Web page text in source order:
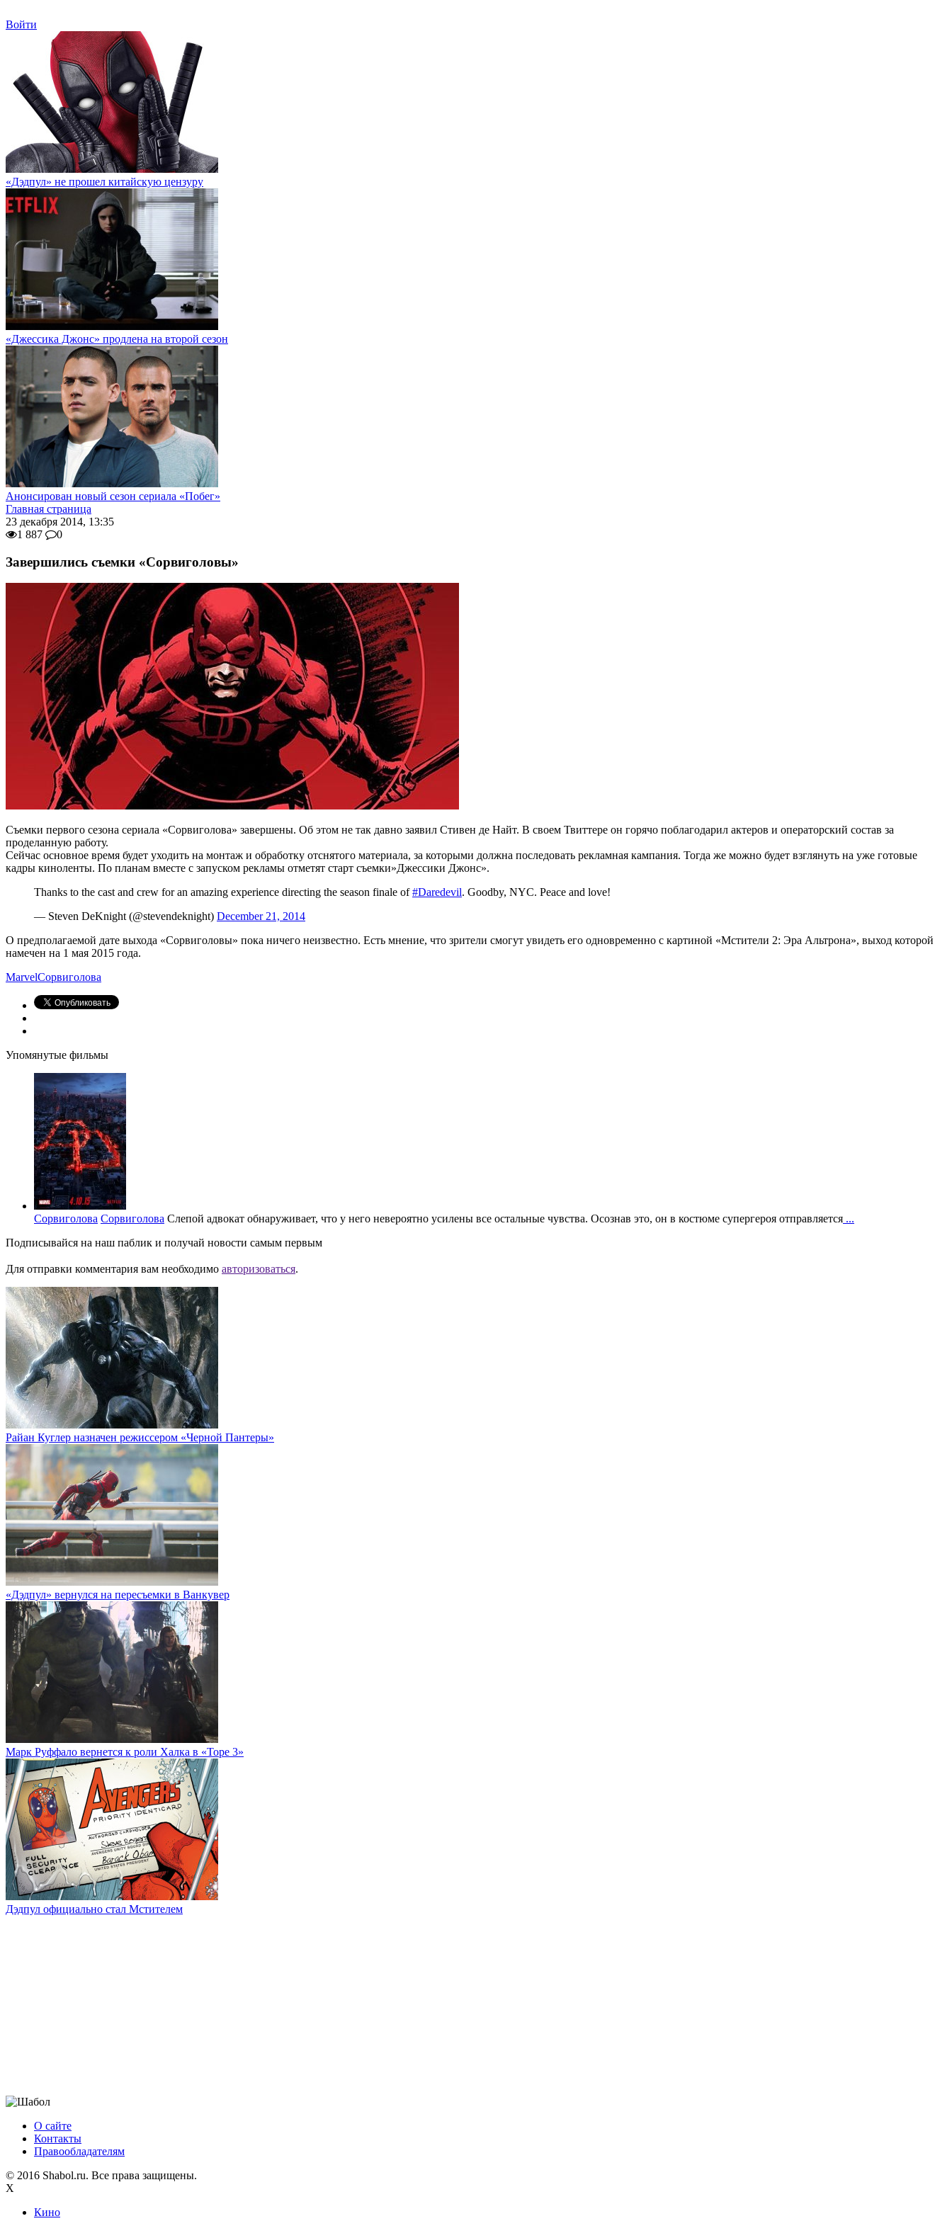
Войти
«Дэдпул» не прошел китайскую цензуру
«Джессика Джонс» продлена на второй сезон
Анонсирован новый сезон сериала «Побег»
Главная страница
23 декабря 2014, 13:35
1 887
0
Завершились съемки «Сорвиголовы»
Съемки первого сезона сериала «Сорвиголова» завершены. Об этом не так давно заявил Стивен де Найт. В своем Твиттере он горячо поблагодарил актеров и операторский состав за
проделанную работу.
Сейчас основное время будет уходить на монтаж и обработку отснятого материала, за которыми должна последовать рекламная кампания. Тогда же можно будет взглянуть на уже готовые
кадры киноленты. По планам вместе с запуском рекламы отметят старт съемки»Джессики Джонс».
Thanks to the cast and crew for an amazing experience directing the season finale of#Daredevil. Goodby, NYC. Peace and love!
— Steven DeKnight (@stevendeknight) December 21, 2014
О предполагаемой дате выхода «Сорвиголовы» пока ничего неизвестно. Есть мнение, что зрители смогут увидеть его одновременно с картиной «Мстители 2: Эра Альтрона», выход которой
намечен на 1 мая 2015 года.
MarvelСорвиголова
Упомянутые фильмы
Сорвиголова Сорвиголова Слепой адвокат обнаруживает, что у него невероятно усилены все остальные чувства. Осознав это, он в костюме супергероя отправляется ...
Подписывайся на наш паблик и получай новости самым первым
Для отправки комментария вам необходимо авторизоваться.
Райан Куглер назначен режиссером «Черной Пантеры»
«Дэдпул» вернулся на пересъемки в Ванкувер
Марк Руффало вернется к роли Халка в «Торе 3»
Дэдпул официально стал Мстителем
О сайте
Контакты
Правообладателям
© 2016 Shabol.ru. Все права защищены.
X
Кино